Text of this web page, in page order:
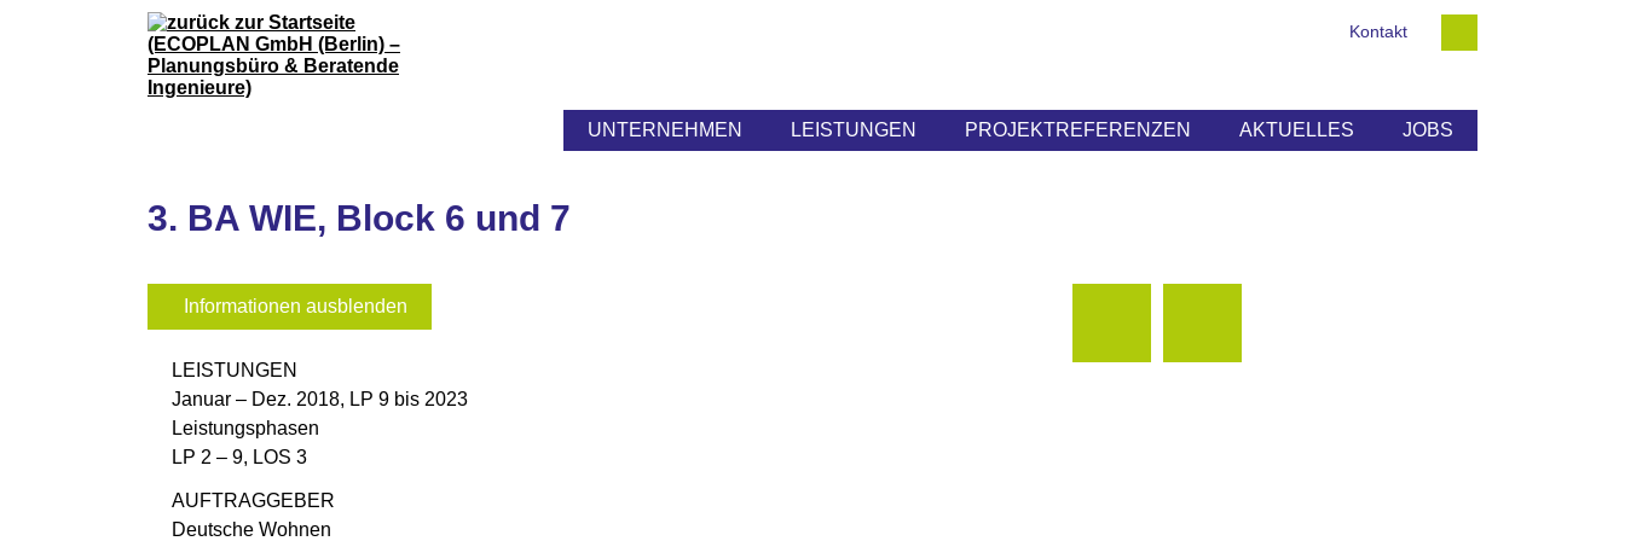
Kontakt
UNTERNEHMEN LEISTUNGEN PROJEKTREFERENZEN AKTUELLES JOBS
3. BA WIE, Block 6 und 7
Informationen ausblenden
LEISTUNGEN
Januar – Dez. 2018, LP 9 bis 2023
Leistungsphasen
LP 2 – 9, LOS 3
AUFTRAGGEBER
Deutsche Wohnen